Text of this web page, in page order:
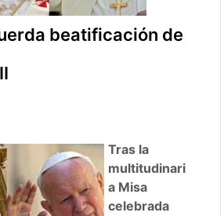
beatificación de
Tras la
multitudinari
a Misa
celebrada